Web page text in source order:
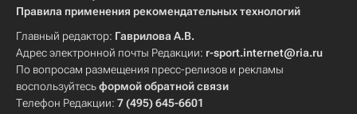
Правила применения рекомендательных технологий
Главный редактор: Гаврилова А.В.
Адрес электронной почты Редакции: r-sport.internet@ria.ru
По вопросам размещения пресс-релизов и рекламы
воспользуйтесьформой обратной связи
Телефон Редакции: 7 (495) 645-6601